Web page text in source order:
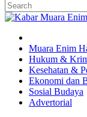
Muara Enim
Hukum &
Kesehatan &
Ekonomi dan
Sosial Budaya
Advertorial